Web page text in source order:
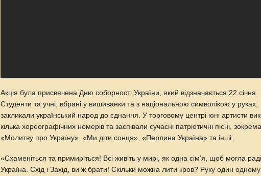
Акція була присвячена Дню соборності України, який відзначається 22 січня.
Студенти та учні, вбрані у вишиванки та з національною символікою у руках,
закликали український народ до єднання. У торговому центрі юні артисти
кілька хореографічних номерів та заспівали сучасні патріотичні пісні, зокрема,
«Молитву про Україну», «Ми діти сонця», «Перлина Україна» та інші.
«Схаменіться та примиріться! Всі живіть у мирі, як одна сім’я, щоб могла
Україна. Схід і Захід, ви ж брати! Скільки можна лити кров? Руку один одному